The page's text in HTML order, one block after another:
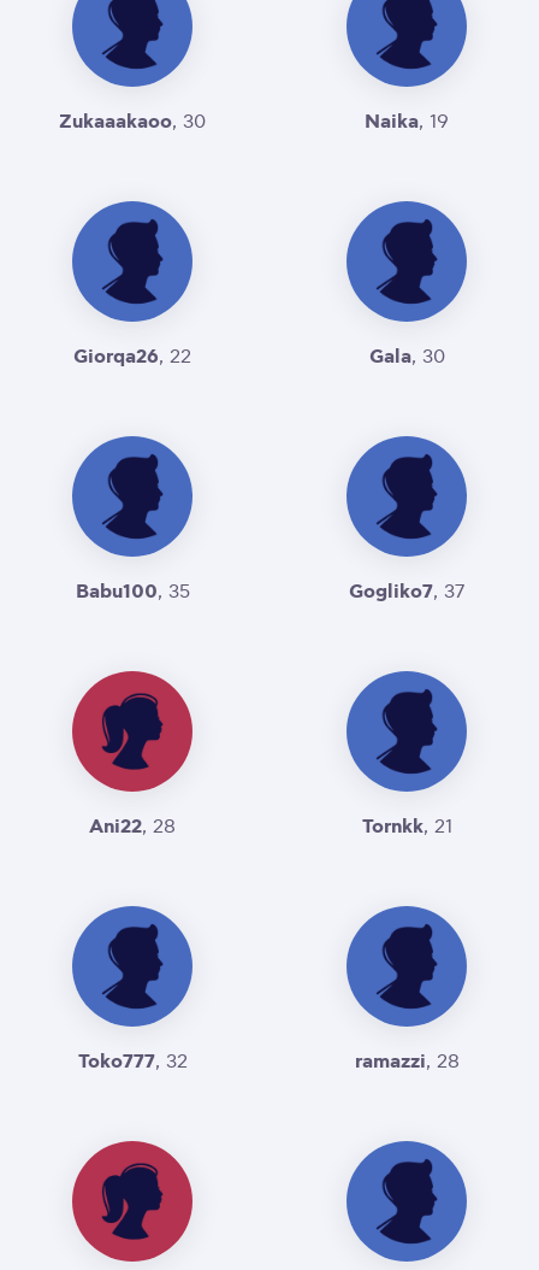
Zukaaakaoo, 30 Naika, 19
Giorqa26, 22 Gala, 30
Babu100, 35 Gogliko7, 37
Ani22, 28 Tornkk, 21
Toko777, 32 ramazzi, 28